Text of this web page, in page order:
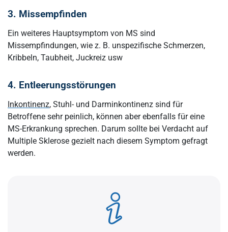
3. Missempfinden
Ein weiteres Hauptsymptom von MS sind
Missempfindungen, wie z. B. unspezifische Schmerzen,
Kribbeln, Taubheit, Juckreiz usw
4. Entleerungsstörungen
Inkontinenz, Stuhl- und Darminkontinenz sind für
Betroffene sehr peinlich, können aber ebenfalls für eine
MS-Erkrankung sprechen. Darum sollte bei Verdacht auf
Multiple Sklerose gezielt nach diesem Symptom gefragt
werden.